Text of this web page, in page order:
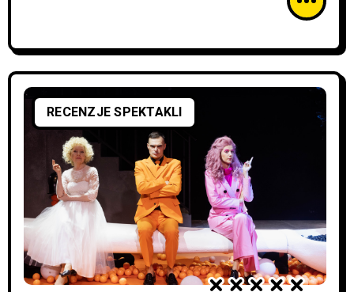
RECENZJE SPEKTAKLI